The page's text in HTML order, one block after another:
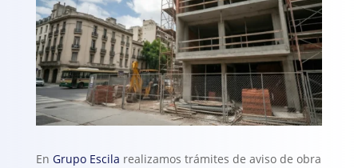
En Grupo Escila realizamos trámites de aviso de obra